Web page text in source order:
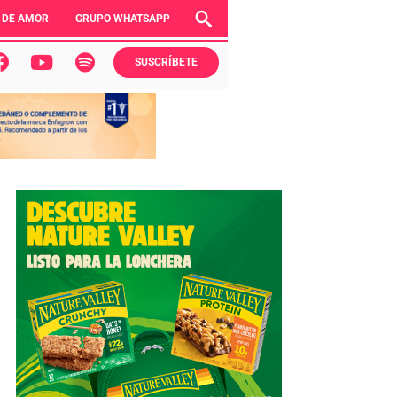
AMOR GRUPO WHATSAPP
SUSCRÍBETE